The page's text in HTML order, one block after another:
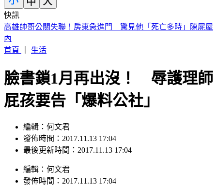
快訊
晚起南部雨勢接力！專家曝「雨炸北台灣關鍵」 估這時起緩
和
首頁
生活
臉書鎖1月再出沒！ 辱護理師
屁孩要告「爆料公社」
編輯：何文君
發佈時間：2017.11.13 17:04
最後更新時間：2017.11.13 17:04
編輯 ： 何文君
發佈時間： 2017.11.13 17:04